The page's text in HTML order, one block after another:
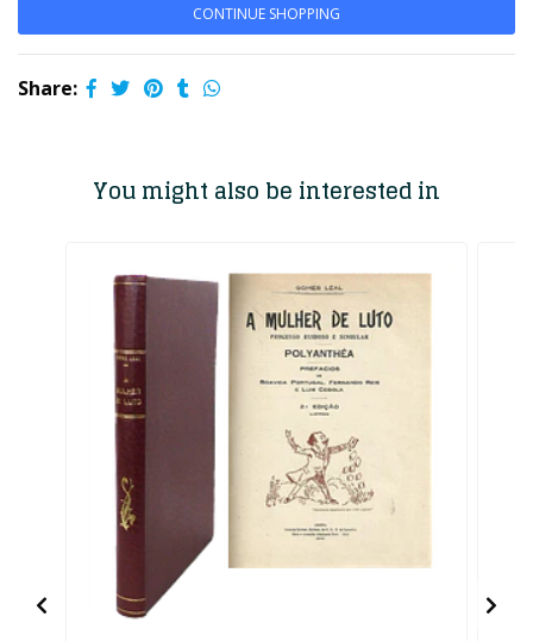
CONTINUE SHOPPING
Share:
You might also be interested in